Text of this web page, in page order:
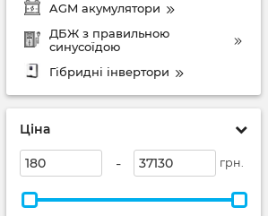
AGM акумулятори
ДБЖ з правильною
синусоїдою
Гібридні інвертори
Ціна
- грн.